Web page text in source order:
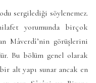
sergilediği söylenemez.
yorumunda birçok
Mâverdî’nin görüşlerini
Bu bölüm genel olarak
alt yapı sunar ancak en